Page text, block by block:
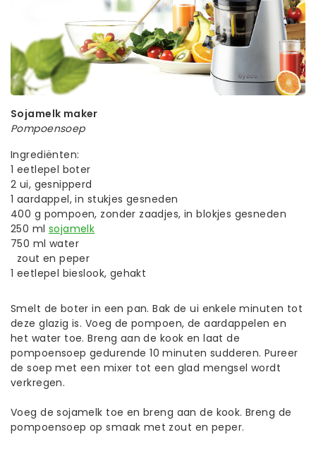
Sojamelk maker
Pompoensoep
Ingrediënten:
1 eetlepel boter
2 ui, gesnipperd
1 aardappel, in stukjes gesneden
400 g pompoen, zonder zaadjes, in blokjes gesneden
250 ml sojamelk
750 ml water
zout en peper
1 eetlepel bieslook, gehakt
Smelt de boter in een pan. Bak de ui enkele minuten tot
deze glazig is. Voeg de pompoen, de aardappelen en
het water toe. Breng aan de kook en laat de
pompoensoep gedurende 10 minuten sudderen. Pureer
de soep met een mixer tot een glad mengsel wordt
verkregen.
Voeg de sojamelk toe en breng aan de kook. Breng de
pompoensoep op smaak met zout en peper.